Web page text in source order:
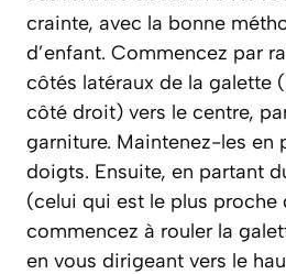
crainte, avec la bonne
d’enfant. Commencez par
côtés latéraux de la galette
côté droit) vers le centre,
garniture. Maintenez-les en
doigts. Ensuite, en partant
(celui qui est le plus proche
commencez à rouler la
en vous dirigeant vers le